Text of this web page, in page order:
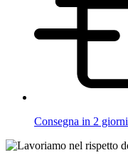
Consegna in 2 giorni